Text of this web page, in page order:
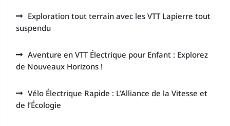
Exploration tout terrain avec les VTT Lapierre tout
suspendu
Aventure en VTT Électrique pour Enfant : Explorez
de Nouveaux Horizons !
Vélo Électrique Rapide : L’Alliance de la Vitesse et
de l’Écologie